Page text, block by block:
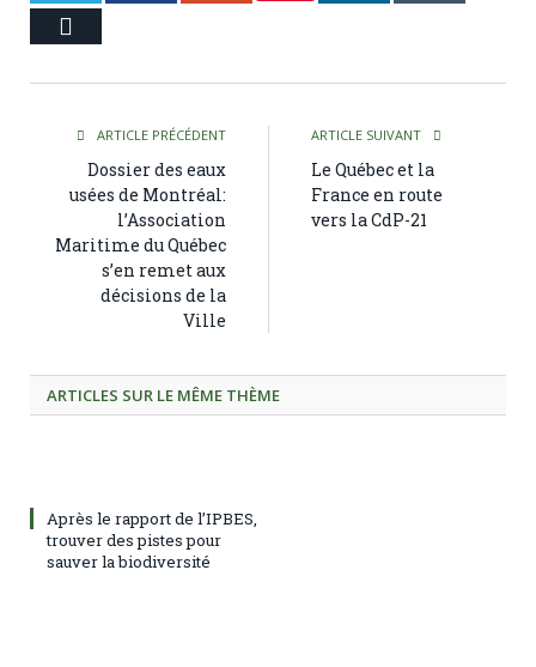
ARTICLE PRÉCÉDENT
Dossier des eaux
usées de Montréal:
l’Association
Maritime du Québec
s’en remet aux
décisions de la
Ville
ARTICLE SUIVANT
Le Québec et la
France en route
vers la CdP-21
ARTICLES SUR LE MÊME THÈME
Après le rapport de l’IPBES,
trouver des pistes pour
sauver la biodiversité